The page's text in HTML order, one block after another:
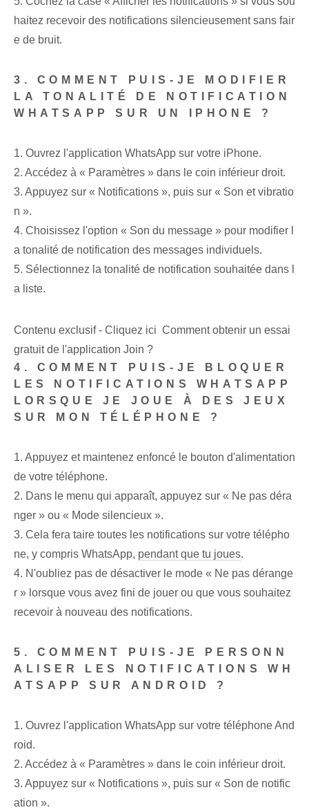
haitez recevoir des notifications silencieusement sans fair
e de bruit.
3. COMMENT PUIS-JE MODIFIER
LA TONALITÉ DE NOTIFICATION
WHATSAPP SUR UN IPHONE ?
1. Ouvrez l'application WhatsApp sur votre iPhone.
2. Accédez à « Paramètres » dans le coin inférieur droit.
3. Appuyez sur « Notifications », puis sur « Son et vibratio
n ».
4. Choisissez l'option « Son du message » pour modifier l
a tonalité de notification des messages individuels.
5. Sélectionnez la tonalité de notification souhaitée dans l
a liste.
Contenu exclusif - Cliquez ici Comment obtenir un essai
gratuit de l'application Join ?
4. COMMENT PUIS-JE BLOQUER
LES NOTIFICATIONS WHATSAPP
LORSQUE JE JOUE À DES JEUX
SUR MON TÉLÉPHONE ?
1. Appuyez et maintenez enfoncé le bouton d'alimentation
de votre téléphone.
2. Dans le menu qui apparaît, appuyez sur « Ne pas déra
nger » ou « Mode silencieux ».
3. Cela fera taire toutes les notifications sur votre télépho
ne, y compris WhatsApp, pendant que tu joues.
4. N'oubliez pas de désactiver le mode « Ne pas dérange
r » lorsque vous avez fini de jouer ou que vous souhaitez
recevoir à nouveau des notifications.
5. COMMENT PUIS-JE PERSONN
ALISER LES NOTIFICATIONS WH
ATSAPP SUR ANDROID ?
1. Ouvrez l'application WhatsApp sur votre téléphone And
roid.
2. Accédez à « Paramètres » dans le coin inférieur droit.
3. Appuyez sur « Notifications », puis sur « Son de notific
ation ».